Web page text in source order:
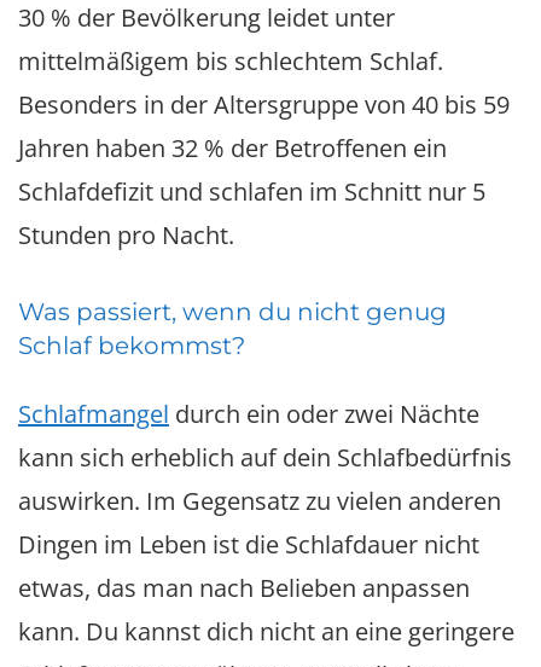
30 % der Bevölkerung leidet unter
mittelmäßigem bis schlechtem Schlaf.
Besonders in der Altersgruppe von 40 bis 59
Jahren haben 32 % der Betroffenen ein
Schlafdefizit und schlafen im Schnitt nur 5
Stunden pro Nacht.
Was passiert, wenn du nicht genug
Schlaf bekommst?
Schlafmangel durch ein oder zwei Nächte
kann sich erheblich auf dein Schlafbedürfnis
auswirken. Im Gegensatz zu vielen anderen
Dingen im Leben ist die Schlafdauer nicht
etwas, das man nach Belieben anpassen
kann. Du kannst dich nicht an eine geringere